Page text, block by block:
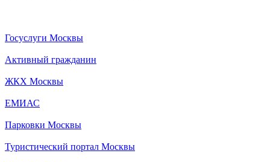
Госуслуги Москвы
Активный гражданин
ЖКХ Москвы
ЕМИАС
Парковки Москвы
Туристический портал Москвы